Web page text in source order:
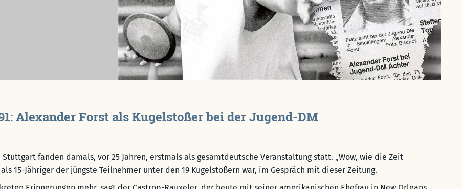
Alexander Forst als Kugelstoßer bei der Jugend-DM
fanden damals, vor 25 Jahren, erstmals als gesamtdeutsche Veranstaltung statt. „Wow, wie die Zeit
15-Jähriger der jüngste Teilnehmer unter den 19 Kugelstoßern war, im Gespräch mit dieser Zeitung.